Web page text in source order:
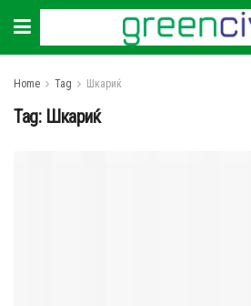
Home Tag Шкариќ
Tag: Шкариќ